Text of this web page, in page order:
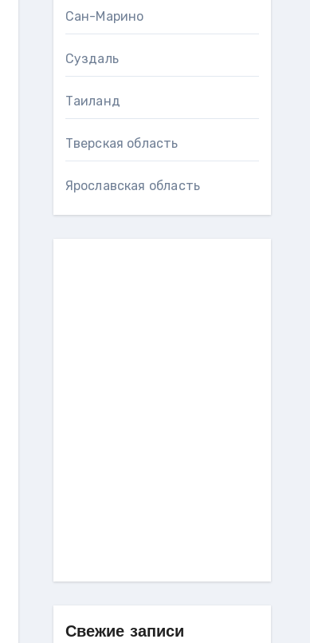
Сан-Марино
Суздаль
Таиланд
Тверская область
Ярославская область
Свежие записи